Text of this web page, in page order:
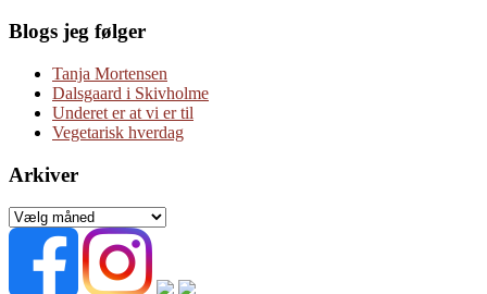
Blogs jeg følger
Tanja Mortensen
Dalsgaard i Skivholme
Underet er at vi er til
Vegetarisk hverdag
Arkiver
Arkiver